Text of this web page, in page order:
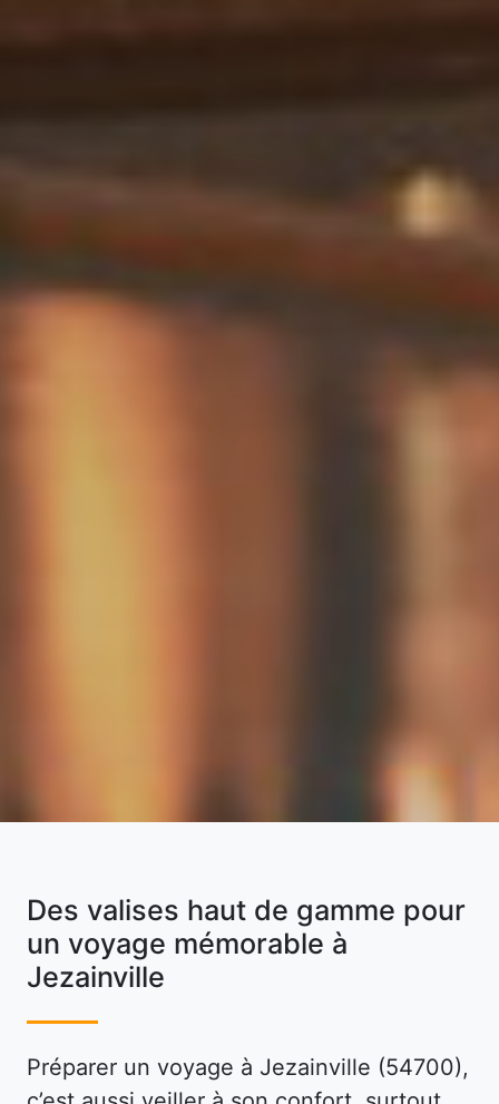
Des valises haut de gamme pour
un voyage mémorable à
Jezainville
Préparer un voyage à Jezainville (54700),